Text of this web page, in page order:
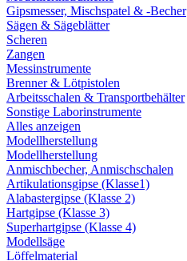
Gipsmesser, Mischspatel & -Becher
Sägen & Sägeblätter
Scheren
Zangen
Messinstrumente
Brenner & Lötpistolen
Arbeitsschalen & Transportbehälter
Sonstige Laborinstrumente
Alles anzeigen
Modellherstellung
Modellherstellung
Anmischbecher, Anmischschalen
Artikulationsgipse (Klasse1)
Alabastergipse (Klasse 2)
Hartgipse (Klasse 3)
Superhartgipse (Klasse 4)
Modellsäge
Löffelmaterial